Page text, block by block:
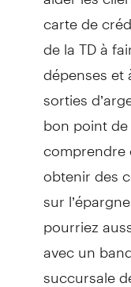
carte de
de la TD à
dépenses
sorties
bon point
comprendre
obtenir des
sur
pourriez
avec un
succursale